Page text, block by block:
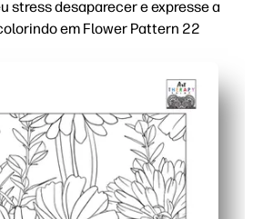
stress desaparecer e expresse a
em Flower Pattern 22
ocupadas - perfeito para rupturas
controlo do motor fino, ao mesmo
única economiza tinta e tempo -